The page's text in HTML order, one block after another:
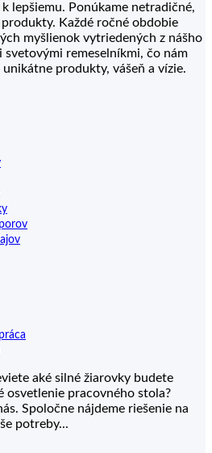
lepšiemu. Ponúkame netradičné,
Každé ročné obdobie
myšlienok vytriedených z nášho
remeselníkmi, čo nám
produkty, vášeň a vízie.
aké silné žiarovky budete
osvetlenie pracovného stola?
Spoločne nájdeme riešenie na
potreby...